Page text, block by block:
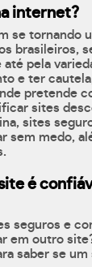
internet?
se tornando
brasileiros,
pela
e ter
pretende
sites
sites
sem medo,
é
seguros e
em outro
saber se